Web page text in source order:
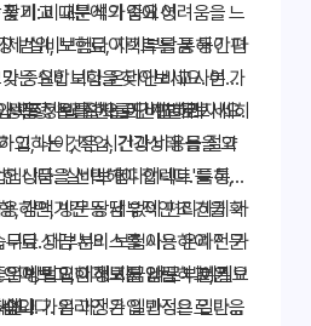
비교 때문에 가입에 어려움을 느
실비보험을 찾아보세요. 본 가
렉트 가입 절차를 단계별로 자세히
기: 비교분석의 중요성
범위, 보험료, 자기부담금 등이 다
. 온라인 비교사이트
품 정보를 한눈에 비교해보세요.
고, 나이, 직업, 건강상태 등을 고
품을 선택해야 합니다. 특히,
, 감액기간 등 세부적인 조건을 확
다. 지금 바로 나에게
요!
과정: 온라인으로 간편하게
입하는 것은 시간과 비용을 절약
렉트'를 통해
편리하게 가
온라인 가
하고, 필요
으로 다음
인
어보고, 이해되지 않는 부분은 보
정은 일반적